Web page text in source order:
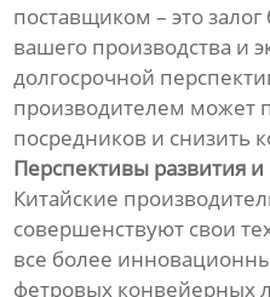
поставщиком – это
вашего производства и
долгосрочной
производителем может
посредников и снизить
Перспективы развития
Китайские
совершенствуют свои
все более
фетровых конвейерных